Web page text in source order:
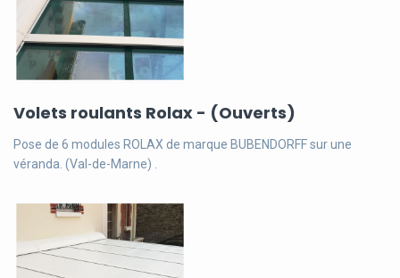
Volets roulants Rolax - (Ouverts)
Pose de 6 modules ROLAX de marque BUBENDORFF sur une
véranda. (Val-de-Marne) .